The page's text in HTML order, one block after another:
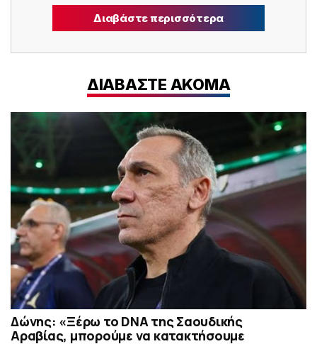
Διαβάστε περισσότερα
ΔΙΑΒΑΣΤΕ ΑΚΟΜΑ
Δώνης: «Ξέρω το DNA της Σαουδικής
Αραβίας, μπορούμε να κατακτήσουμε